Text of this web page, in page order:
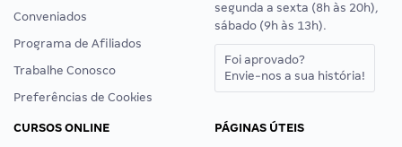
Conveniados
Programa de Afiliados
Trabalhe Conosco
Preferências de Cookies
segunda a sexta (8h às 20h),
sábado (9h às 13h).
Foi aprovado?
Envie-nos a sua história!
CURSOS ONLINE
PÁGINAS ÚTEIS